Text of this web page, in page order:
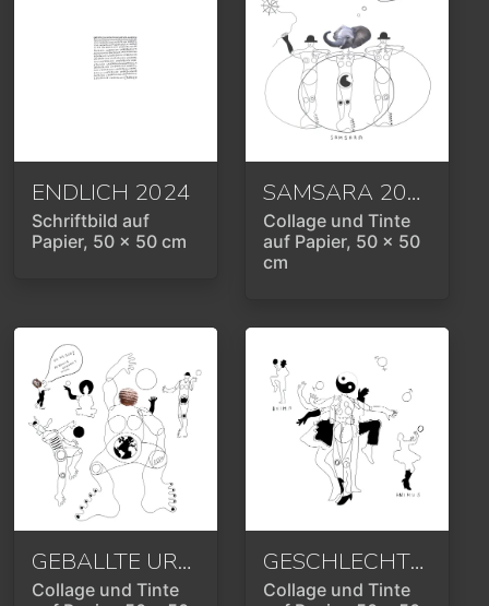
ENDLICH 2024
Schriftbild auf
Papier, 50 x 50 cm
SAMSARA 2024
Collage und Tinte
auf Papier, 50 x 50
cm
GEBALLTE URKRAFT 2024
Collage und Tinte
GESCHLECHTERSPIEL ODER ANIMUS ANIMA
Collage und Tinte